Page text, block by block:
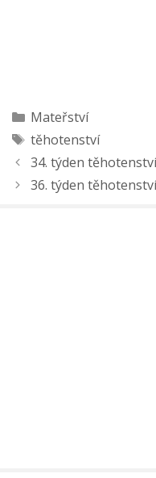
Rubriky
Mateřství
Štítky
těhotenství
34. týden těhotenství
36. týden těhotenství